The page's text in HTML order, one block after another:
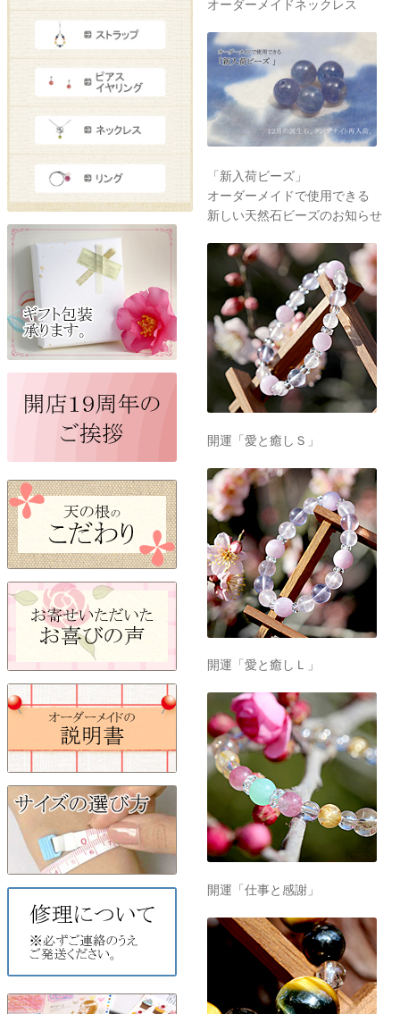
オーダーメイドネックレス
「新入荷ビーズ」
オーダーメイドで使用できる
新しい天然石ビーズのお知らせ
開運「愛と癒しＳ」
開運「愛と癒しＬ」
開運「仕事と感謝」